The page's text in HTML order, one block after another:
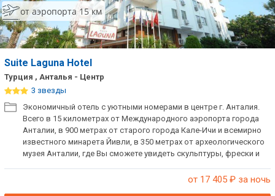
от аэропорта 15 км
Suite Laguna Hotel
Турция , Анталья - Центр
3 звезды
Экономичный отель с уютными номерами в центре г. Анталия.
Всего в 15 километрах от Международного аэропорта города
Анталии, в 900 метрах от старого города Кале-Ичи и всемирно
известного минарета Йивли, в 350 метрах от археологического
музея Анталии, где Вы сможете увидеть скульптуры, фрески и
на территории Анталии. Внимание! Отель не заселяет одиноких
от 17 405 ₽ за ночь